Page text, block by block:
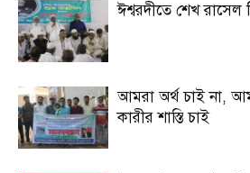
ঈশ্বরদীতে শেখ
আমরা অর্থ চাই না,
কারীর শাস্তি চাই